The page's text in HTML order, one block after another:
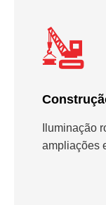
Iluminação
ampliações